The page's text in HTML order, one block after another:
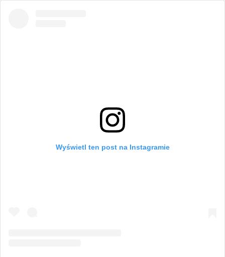
Wyświetl ten post na Instagramie